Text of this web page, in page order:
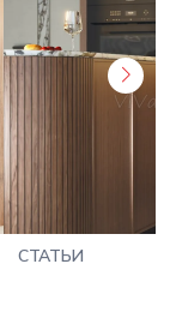
СТАТЬИ